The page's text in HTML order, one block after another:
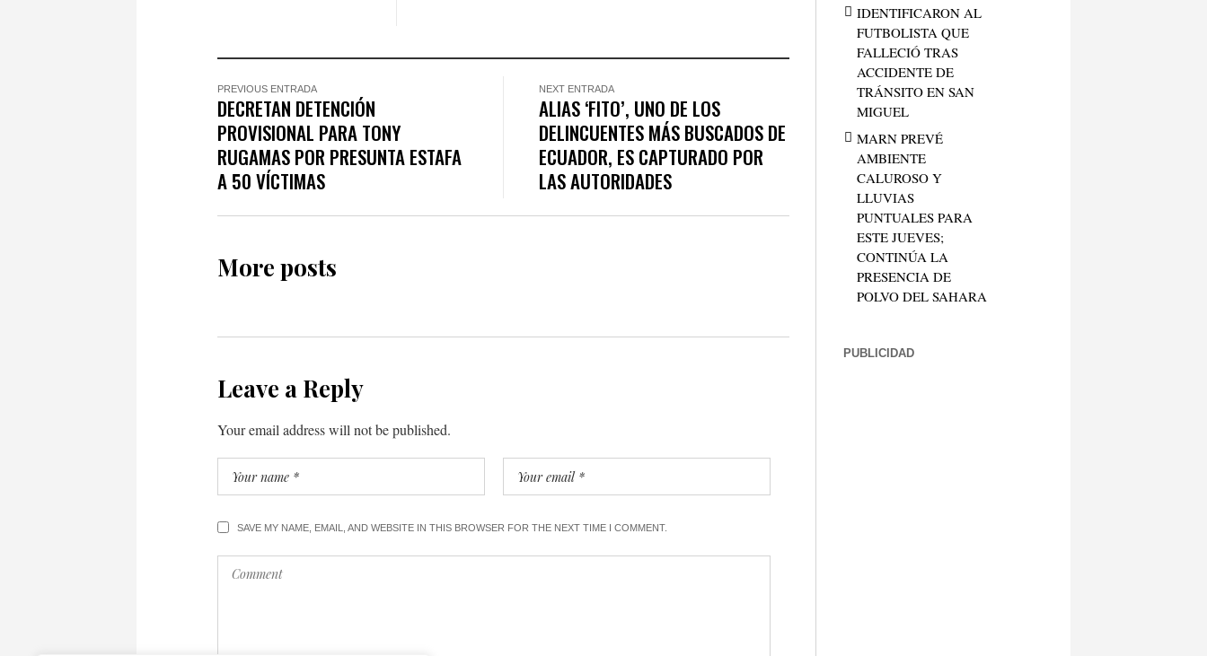
PREVIOUS ENTRADA
DECRETAN DETENCIÓN
PROVISIONAL PARA TONY
RUGAMAS POR PRESUNTA ESTAFA
A 50 VÍCTIMAS
NEXT ENTRADA
ALIAS ‘FITO’, UNO DE LOS
DELINCUENTES MÁS BUSCADOS DE
ECUADOR, ES CAPTURADO POR
LAS AUTORIDADES
More posts
Leave a Reply
Your email address will not be published.
SAVE MY NAME, EMAIL, AND WEBSITE IN THIS BROWSER FOR THE NEXT TIME I COMMENT.
IDENTIFICARON AL
FUTBOLISTA QUE
FALLECIÓ TRAS
ACCIDENTE DE
TRÁNSITO EN SAN
MIGUEL
MARN PREVÉ
AMBIENTE
CALUROSO Y
LLUVIAS
PUNTUALES PARA
ESTE JUEVES;
CONTINÚA LA
PRESENCIA DE
POLVO DEL SAHARA
PUBLICIDAD